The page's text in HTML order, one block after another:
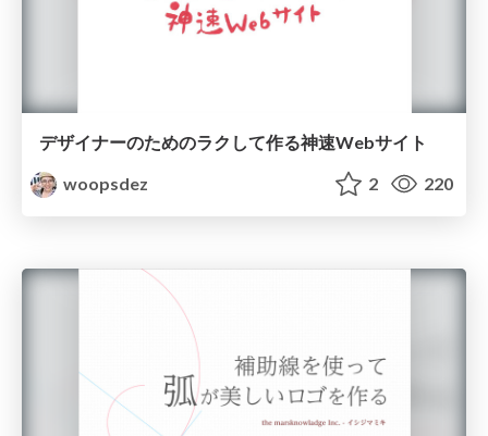
デザイナーのためのラクして作る神速Webサイト
woopsdez
2 220